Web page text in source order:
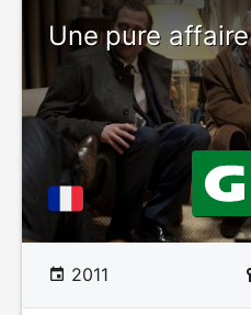
Une pure affaire
2011